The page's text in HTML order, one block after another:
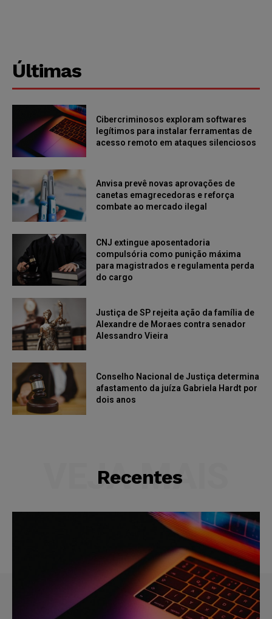
Últimas
Cibercriminosos exploram softwares
legítimos para instalar ferramentas de
acesso remoto em ataques silenciosos
Anvisa prevê novas aprovações de
canetas emagrecedoras e reforça
combate ao mercado ilegal
CNJ extingue aposentadoria
compulsória como punição máxima
para magistrados e regulamenta perda
do cargo
Justiça de SP rejeita ação da família de
Alexandre de Moraes contra senador
Alessandro Vieira
Conselho Nacional de Justiça determina
afastamento da juíza Gabriela Hardt por
dois anos
Recentes
VEJA MAIS